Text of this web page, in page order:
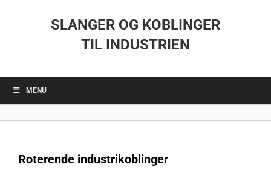
SLANGER OG KOBLINGER
TIL INDUSTRIEN
MENU
Roterende industrikoblinger